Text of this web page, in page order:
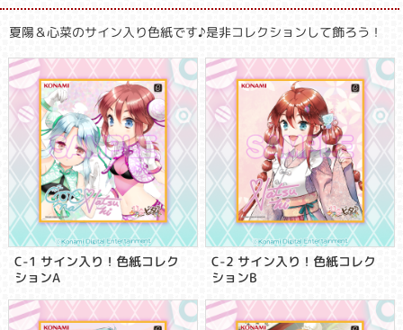
夏陽＆心菜のサイン入り色紙です♪是非コレクションして飾ろう！
C-1 サイン入り！色紙コレク
ションA
C-2 サイン入り！色紙コレク
ションB